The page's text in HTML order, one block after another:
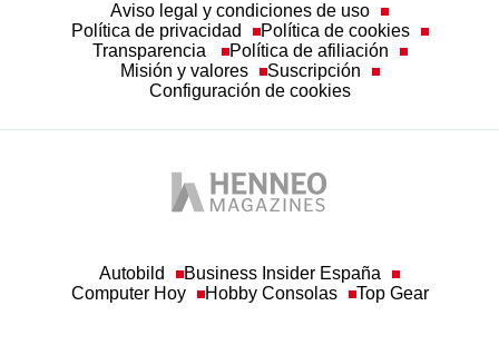
Aviso legal y condiciones de uso
Política de privacidad
Política de cookies
Transparencia
Política de afiliación
Misión y valores
Suscripción
Configuración de cookies
Autobild
Business Insider España
Computer Hoy
Hobby Consolas Top Gear